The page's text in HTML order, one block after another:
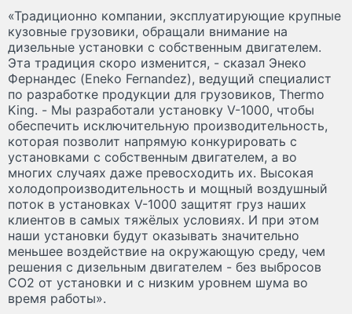
«Традиционно компании, эксплуатирующие крупные
кузовные грузовики, обращали внимание на
дизельные установки с собственным двигателем.
Эта традиция скоро изменится, - сказал Энеко
Фернандес (Eneko Fernandez), ведущий специалист
по разработке продукции для грузовиков, Thermo
King. - Мы разработали установку V-1000, чтобы
обеспечить исключительную производительность,
которая позволит напрямую конкурировать с
установками с собственным двигателем, а во
многих случаях даже превосходить их. Высокая
холодопроизводительность и мощный воздушный
поток в установках V-1000 защитят груз наших
клиентов в самых тяжёлых условиях. И при этом
наши установки будут оказывать значительно
меньшее воздействие на окружающую среду, чем
решения с дизельным двигателем - без выбросов
CO2 от установки и с низким уровнем шума во
время работы».